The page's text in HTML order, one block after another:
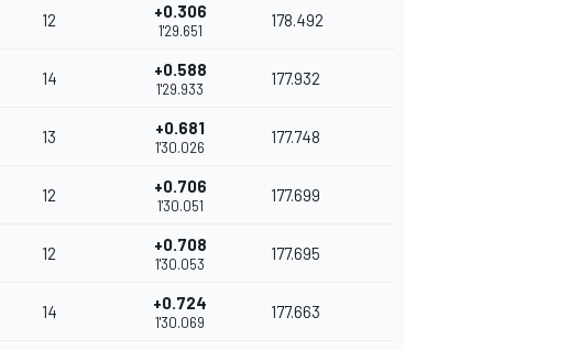
12 +0.306
1'29.651
178.492
14 +0.588
1'29.933
177.932
13 +0.681
1'30.026
177.748
12 +0.706
1'30.051
177.699
12 +0.708
1'30.053
177.695
14 +0.724
1'30.069
177.663